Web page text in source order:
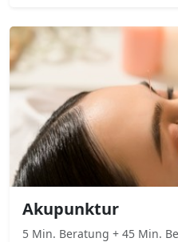
Akupunktur
5 Min. Beratung + 45 Min.